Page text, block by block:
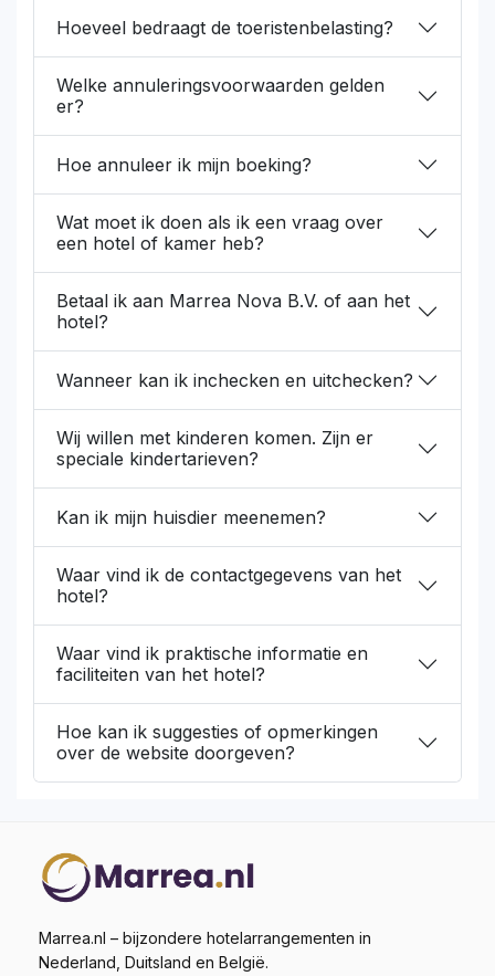
Hoeveel bedraagt de toeristenbelasting?
Welke annuleringsvoorwaarden gelden
er?
Hoe annuleer ik mijn boeking?
Wat moet ik doen als ik een vraag over
een hotel of kamer heb?
Betaal ik aan Marrea Nova B.V. of aan het
hotel?
Wanneer kan ik inchecken en uitchecken?
Wij willen met kinderen komen. Zijn er
speciale kindertarieven?
Kan ik mijn huisdier meenemen?
Waar vind ik de contactgegevens van het
hotel?
Waar vind ik praktische informatie en
faciliteiten van het hotel?
Hoe kan ik suggesties of opmerkingen
over de website doorgeven?
Marrea.nl – bijzondere hotelarrangementen in
Nederland, Duitsland en België.